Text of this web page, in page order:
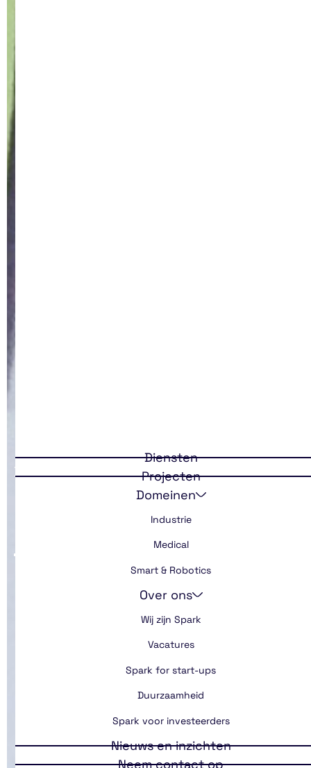
Diensten
Projecten
Domeinen
Industrie
Medical
Smart & Robotics
Over ons
Wij zijn Spark
Vacatures
Spark for start-ups
Duurzaamheid
Spark voor investeerders
Nieuws en inzichten
Neem contact op
Back
Het robot tijdperk